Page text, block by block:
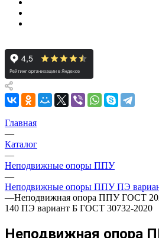
Главная
—
Каталог
—
Неподвижные опоры ППУ
—
Неподвижные опоры ППУ ПЭ
—Неподвижная опора ППУ ГОСТ
140 ПЭ вариант Б ГОСТ 30732-2020
Неподвижная опора